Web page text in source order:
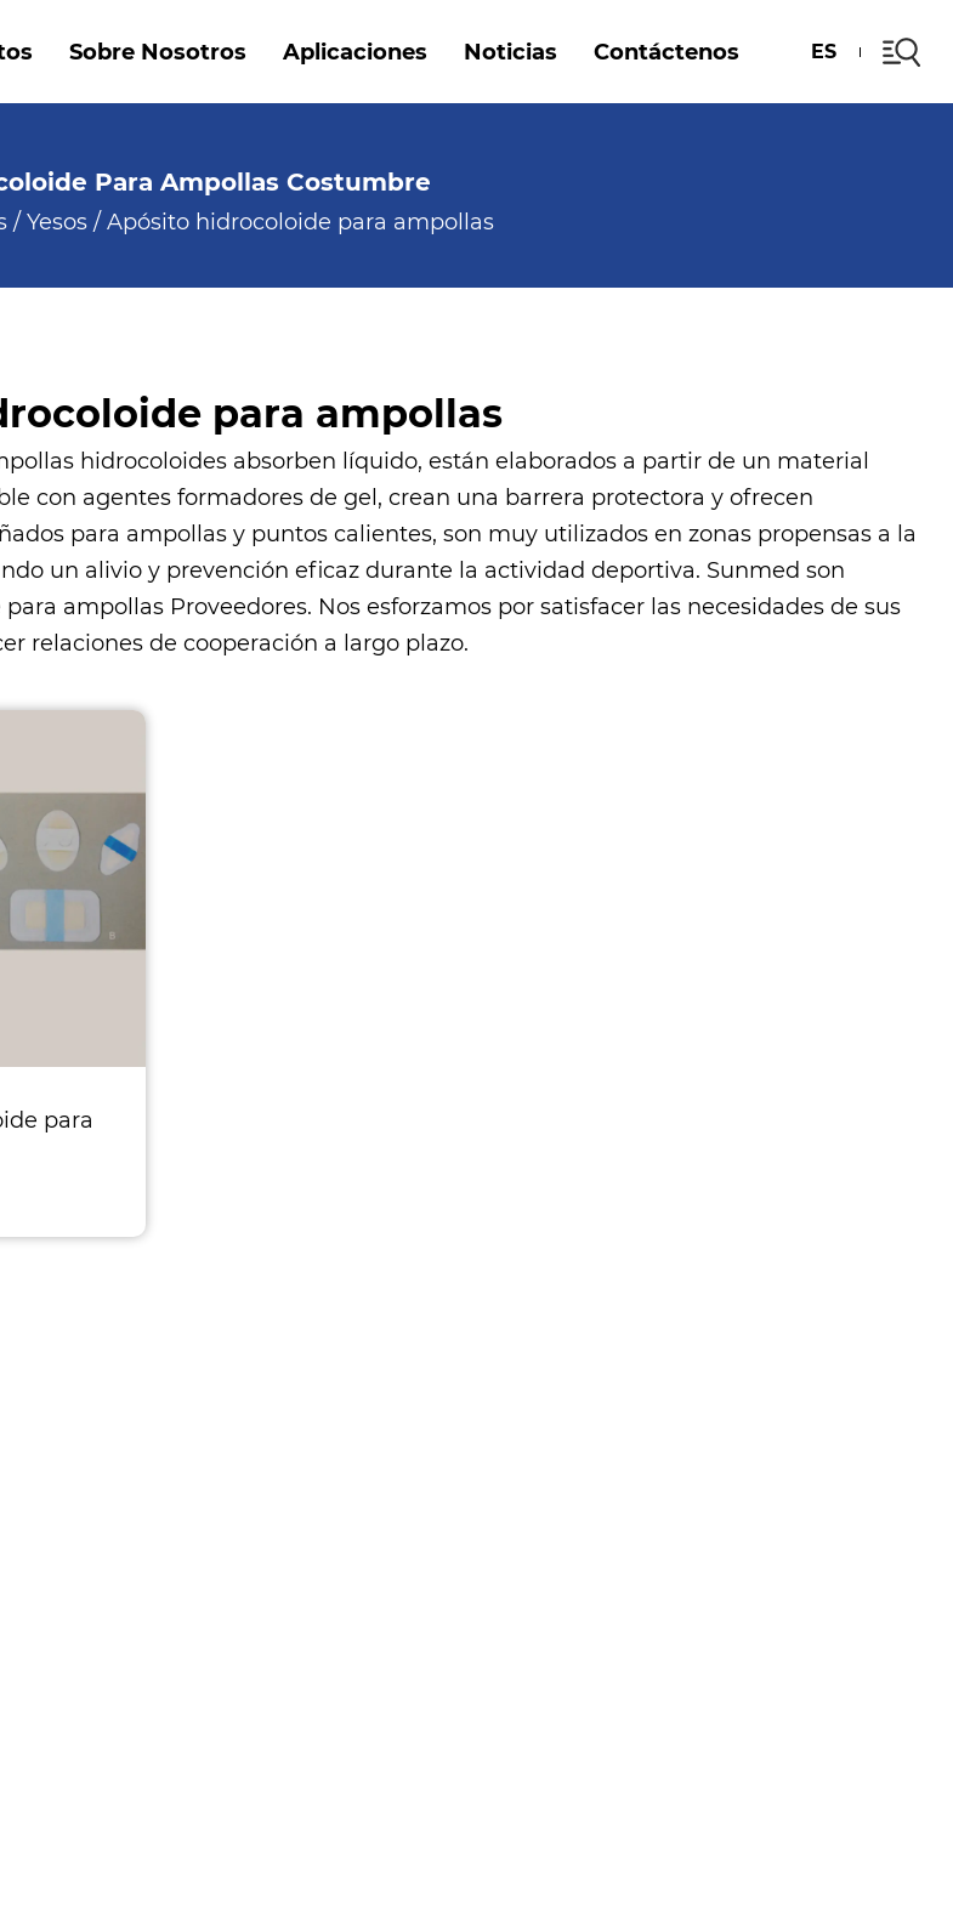
Sobre Nosotros Aplicaciones Noticias Contáctenos ES
Para Ampollas Costumbre
/ Yesos/ Apósito hidrocoloide para ampollas
para ampollas
hidrocoloides absorben líquido, están elaborados a partir de un material
con agentes formadores de gel, crean una barrera protectora y ofrecen
para ampollas y puntos calientes, son muy utilizados en zonas propensas a la
un alivio y prevención eficaz durante la actividad deportiva. Sunmed son
ampollas Proveedores. Nos esforzamos por satisfacer las necesidades de sus
relaciones de cooperación a largo plazo.
para